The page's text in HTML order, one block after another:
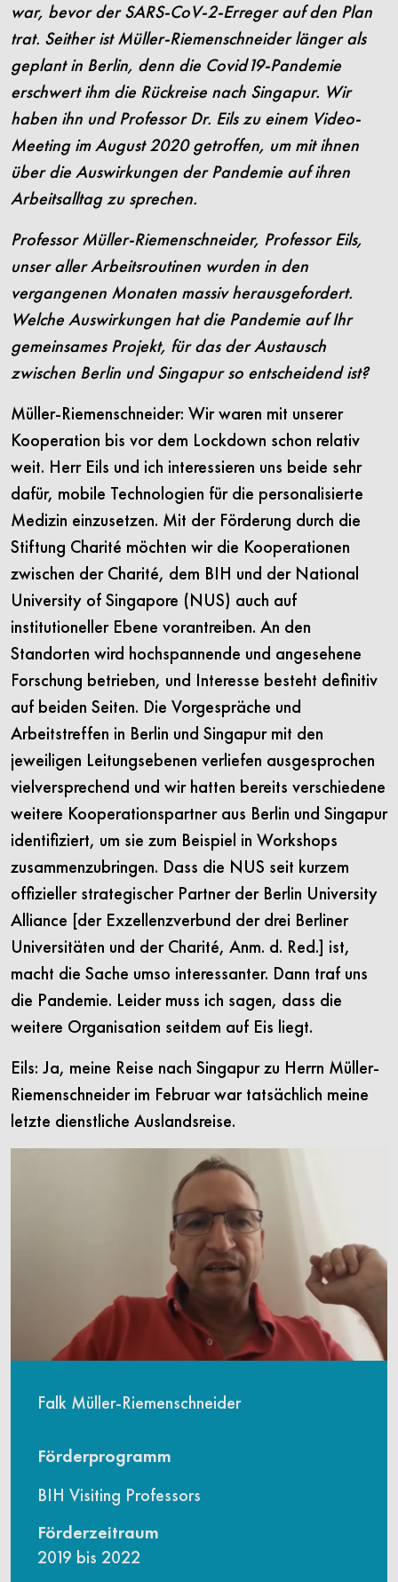
war, bevor der SARS-CoV-2-Erreger auf den Plan
trat. Seither ist Müller-Riemenschneider länger als
geplant in Berlin, denn die Covid19-Pandemie
erschwert ihm die Rückreise nach Singapur. Wir
haben ihn und Professor Dr. Eils zu einem Video-
Meeting im August 2020 getroffen, um mit ihnen
über die Auswirkungen der Pandemie auf ihren
Arbeitsalltag zu sprechen.
Professor Müller-Riemenschneider, Professor Eils,
unser aller Arbeitsroutinen wurden in den
vergangenen Monaten massiv herausgefordert.
Welche Auswirkungen hat die Pandemie auf Ihr
gemeinsames Projekt, für das der Austausch
zwischen Berlin und Singapur so entscheidend ist?
Müller-Riemenschneider: Wir waren mit unserer
Kooperation bis vor dem Lockdown schon relativ
weit. Herr Eils und ich interessieren uns beide sehr
dafür, mobile Technologien für die personalisierte
Medizin einzusetzen. Mit der Förderung durch die
Stiftung Charité möchten wir die Kooperationen
zwischen der Charité, dem BIH und der National
University of Singapore (NUS) auch auf
institutioneller Ebene vorantreiben. An den
Standorten wird hochspannende und angesehene
Forschung betrieben, und Interesse besteht definitiv
auf beiden Seiten. Die Vorgespräche und
Arbeitstreffen in Berlin und Singapur mit den
jeweiligen Leitungsebenen verliefen ausgesprochen
vielversprechend und wir hatten bereits verschiedene
weitere Kooperationspartner aus Berlin und Singapur
identifiziert, um sie zum Beispiel in Workshops
zusammenzubringen. Dass die NUS seit kurzem
offizieller strategischer Partner der Berlin University
Alliance [der Exzellenzverbund der drei Berliner
Universitäten und der Charité, Anm. d. Red.] ist,
macht die Sache umso interessanter. Dann traf uns
die Pandemie. Leider muss ich sagen, dass die
weitere Organisation seitdem auf Eis liegt.
Eils: Ja, meine Reise nach Singapur zu Herrn Müller-
Riemenschneider im Februar war tatsächlich meine
letzte dienstliche Auslandsreise.
Falk Müller-Riemenschneider
Förderprogramm
BIH Visiting Professors
Förderzeitraum
2019 bis 2022